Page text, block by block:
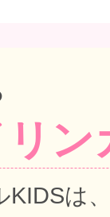
ン
KIDSは